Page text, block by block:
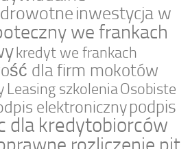
inwestycja w
we frankach
kredyt we frankach
dla firm mokotów
Leasing szkoleniaOsobiste
elektronicznypodpis
dla kredytobiorców
rozliczenie pit